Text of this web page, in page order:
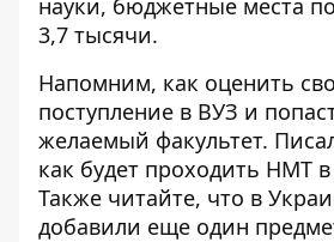
науки, бюджетные места
3,7 тысячи.
Напомним, как оценить
поступление в ВУЗ и
желаемый факультет.
как будет проходить НМТ в
Также читайте, что в
добавили еще один